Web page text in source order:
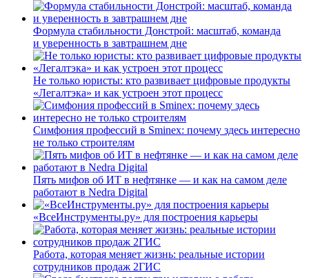
Формула стабильности Донстрой: масштаб, команда
и уверенность в завтрашнем дне
Не только юристы: кто развивает цифровые продукты
«Легалтэка» и как устроен этот процесс
Симфония профессий в Sminex: почему здесь интересно
не только строителям
Пять мифов об ИТ в нефтянке — и как на самом деле
работают в Nedra Digital
«ВсеИнструменты.ру» для построения карьеры
Работа, которая меняет жизнь: реальные истории
сотрудников продаж 2ГИС